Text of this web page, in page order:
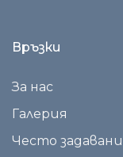
Връзки
За нас
Галерия
Често